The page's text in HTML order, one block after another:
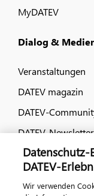
MyDATEV
Dialog &
Veranstaltungen
DATEV magazin
DATEV-
DATEV-Newsletter
DATEV-
Wir verwenden